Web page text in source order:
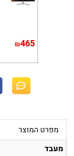
465
₪
מפרט המוצר
מעבד